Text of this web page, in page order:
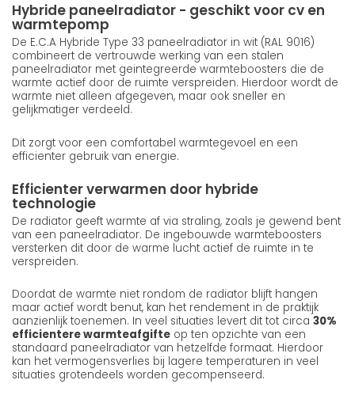
Hybride paneelradiator - geschikt voor cv en
warmtepomp
De E.C.A Hybride Type 33 paneelradiator in wit (RAL 9016)
combineert de vertrouwde werking van een stalen
paneelradiator met geintegreerde warmteboosters die de
warmte actief door de ruimte verspreiden. Hierdoor wordt de
warmte niet alleen afgegeven, maar ook sneller en
gelijkmatiger verdeeld.
Dit zorgt voor een comfortabel warmtegevoel en een
efficienter gebruik van energie.
Efficienter verwarmen door hybride
technologie
De radiator geeft warmte af via straling, zoals je gewend bent
van een paneelradiator. De ingebouwde warmteboosters
versterken dit door de warme lucht actief de ruimte in te
verspreiden.
Doordat de warmte niet rondom de radiator blijft hangen
maar actief wordt benut, kan het rendement in de praktijk
aanzienlijk toenemen. In veel situaties levert dit tot circa 30%
efficientere warmteafgifte op ten opzichte van een
standaard paneelradiator van hetzelfde formaat. Hierdoor
kan het vermogensverlies bij lagere temperaturen in veel
situaties grotendeels worden gecompenseerd.